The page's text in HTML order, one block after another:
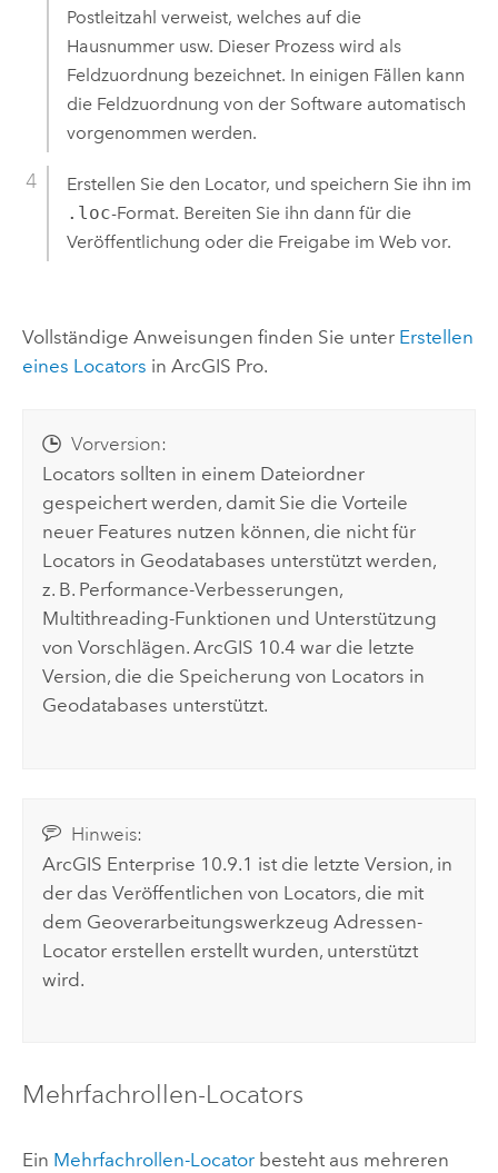
Postleitzahl verweist, welches auf die
Hausnummer usw. Dieser Prozess wird als
Feldzuordnung bezeichnet. In einigen Fällen kann
die Feldzuordnung von der Software automatisch
vorgenommen werden.
Erstellen Sie den Locator, und speichern Sie ihn im
.loc-Format. Bereiten Sie ihn dann für die
Veröffentlichung oder die Freigabe im Web vor.
Vollständige Anweisungen finden Sie unter Erstellen
eines Locators in ArcGIS Pro.
Vorversion:
Locators sollten in einem Dateiordner
gespeichert werden, damit Sie die Vorteile
neuer Features nutzen können, die nicht für
Locators in Geodatabases unterstützt werden,
z. B. Performance-Verbesserungen,
Multithreading-Funktionen und Unterstützung
von Vorschlägen. ArcGIS 10.4 war die letzte
Version, die die Speicherung von Locators in
Geodatabases unterstützt.
Hinweis:
ArcGIS Enterprise 10.9.1 ist die letzte Version, in
der das Veröffentlichen von Locators, die mit
dem GeoverarbeitungswerkzeugAdressen-
Locator erstellen erstellt wurden, unterstützt
wird.
Mehrfachrollen-Locators
Ein Mehrfachrollen-Locatorbesteht aus mehreren